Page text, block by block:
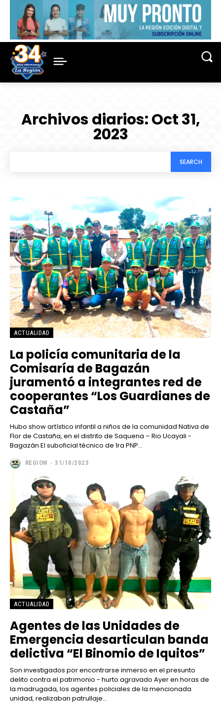
Archivos diarios: Oct 31,
2023
SEARCH
ACTUALIDAD
La policía comunitaria de la
Comisaría de Bagazán
juramentó a integrantes red de
cooperantes “Los Guardianes de
Castaña”
Hubo show artístico infantil a niños de la comunidad Nativa de
Flor de Castaña, en el distrito de Saquena – Rio Ucayali -
Bagazán El suboficial técnico de 1ra PNP...
REGION - 31/10/2023
ACTUALIDAD
Agentes de las Unidades de
Emergencia desarticulan banda
delictiva “El Binomio de Iquitos”
Son investigados por encontrarse inmerso en el presunto
delito contra el patrimonio - hurto agravado Ayer en horas de
la madrugada, los agentes policiales de la mencionada
unidad, realizaban patrullaje...